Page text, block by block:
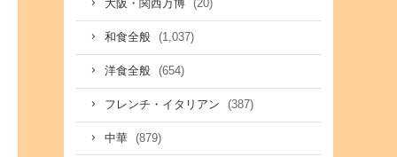
大阪・関西万博 (20)
和食全般 (1,037)
洋食全般 (654)
フレンチ・イタリアン (387)
中華 (879)